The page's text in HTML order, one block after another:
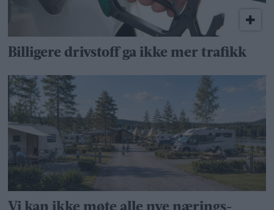
Billigere drivstoff ga ikke mer trafikk